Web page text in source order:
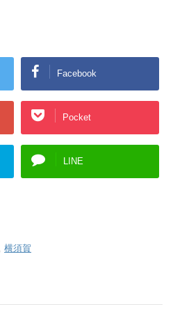
Facebook
Pocket
LINE
横須賀